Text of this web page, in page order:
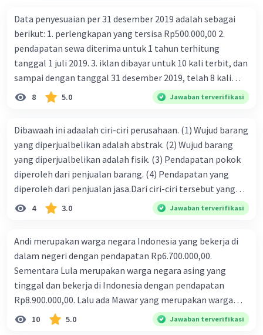
Data penyesuaian per 31 desember 2019 adalah sebagai
berikut: 1. perlengkapan yang tersisa Rp500.000,00 2.
pendapatan sewa diterima untuk 1 tahun terhitung
tanggal 1 juli 2019. 3. iklan dibayar untuk 10 kali terbit, dan
sampai dengan tanggal 31 desember 2019, telah 8 kali
terbit. 4. gaji terutang untuk periode berjalan sebesar
Rp800.000,00 dari data di atas, pencatatan jurnal pembalik
8 5.0 Jawaban terverifikasi
Dibawaah ini adaalah ciri-ciri perusahaan. (1) Wujud barang
yang diperjualbelikan adalah abstrak. (2) Wujud barang
yang diperjualbelikan adalah fisik. (3) Pendapatan pokok
diperoleh dari penjualan barang. (4) Pendapatan yang
diperoleh dari penjualan jasa.Dari ciri-ciri tersebut yang
merupakan ciri dari perusahaan dagang ditunjukan pada
nomor…. a. 1 dan 3 b. 3 dan 4 c. 2 dan 3 d. 1 dan 2 e. 2 dan 4
4 3.0 Jawaban terverifikasi
Andi merupakan warga negara Indonesia yang bekerja di
dalam negeri dengan pendapatan Rp6.700.000,00.
Sementara Lula merupakan warga negara asing yang
tinggal dan bekerja di Indonesia dengan pendapatan
Rp8.900.000,00. Lalu ada Mawar yang merupakan warga
negara Indonesia yang tinggal dan bekerja di luar negeri
dengan pendapatan Rp11.000.000,00. Hitunglah PNB
10 5.0 Jawaban terverifikasi